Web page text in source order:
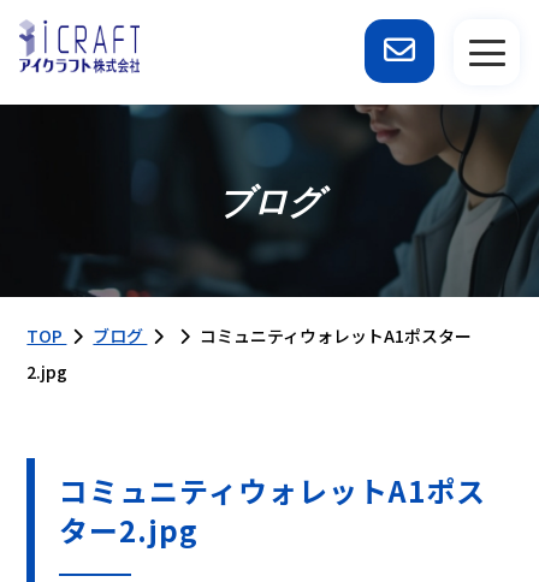
ブログ
TOP ブログ
コミュニティウォレットA1ポスター
2.jpg
コミュニティウォレットA1ポス
ター2.jpg